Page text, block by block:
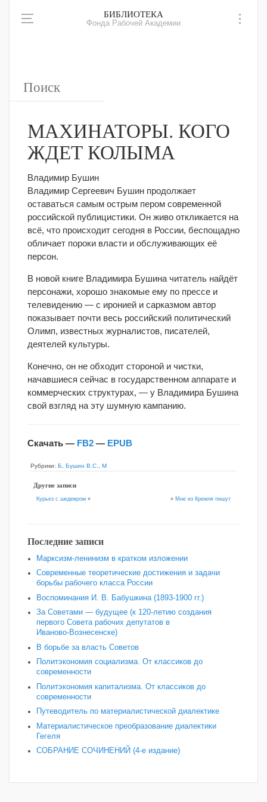
БИБЛИОТЕКА
Фонда Рабочей Академии
МАХИНАТОРЫ. КОГО
ЖДЕТ КОЛЫМА
Владимир Бушин
Владимир Сергеевич Бушин продолжает
оставаться самым острым пером современной
российской публицистики. Он живо откликается на
всё, что происходит сегодня в России, беспощадно
обличает пороки власти и обслуживающих её
персон.
В новой книге Владимира Бушина читатель найдёт
персонажи, хорошо знакомые ему по прессе и
телевидению — с иронией и сарказмом автор
показывает почти весь российский политический
Олимп, известных журналистов, писателей,
деятелей культуры.
Конечно, он не обходит стороной и чистки,
начавшиеся сейчас в государственном аппарате и
коммерческих структурах, — у Владимира Бушина
свой взгляд на эту шумную кампанию.
Скачать — FB2 — EPUB
Рубрики: Б Бушин В.С. М
Другие записи
Курьез с шедевром « » Мне из Кремля пишут
Последние записи
Марксизм-ленинизм в кратком изложении
Современные теоретические достижения и задачи
борьбы рабочего класса России
Воспоминания И. В. Бабушкина (1893-1900 гг.)
За Советами — будущее (к 120‑летию создания
первого Совета рабочих депутатов в
Иваново‑Вознесенске)
В борьбе за власть Советов
Политэкономия социализма. От классиков до
современности
Политэкономия капитализма. От классиков до
современности
Путеводитель по материалистической диалектике
Материалистическое преобразование диалектики
Гегеля
СОБРАНИЕ СОЧИНЕНИЙ (4-е издание)